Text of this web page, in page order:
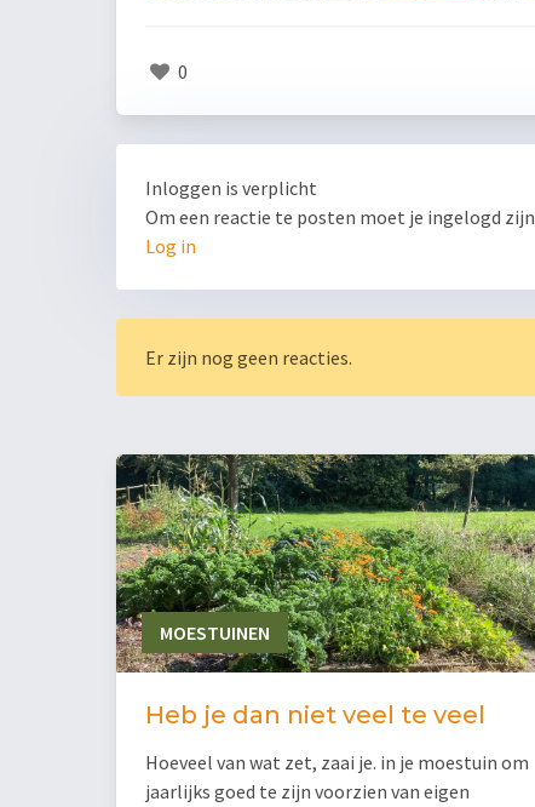
0
Inloggen is verplicht
Om een reactie te posten moet je ingelogd zijn
Log in
Er zijn nog geen reacties.
MOESTUINEN
Heb je dan niet veel te veel
Hoeveel van wat zet, zaai je. in je moestuin om
jaarlijks goed te zijn voorzien van eigen